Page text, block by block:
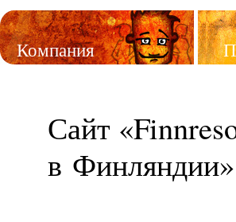
Компания
Сайт
в Финляндии»